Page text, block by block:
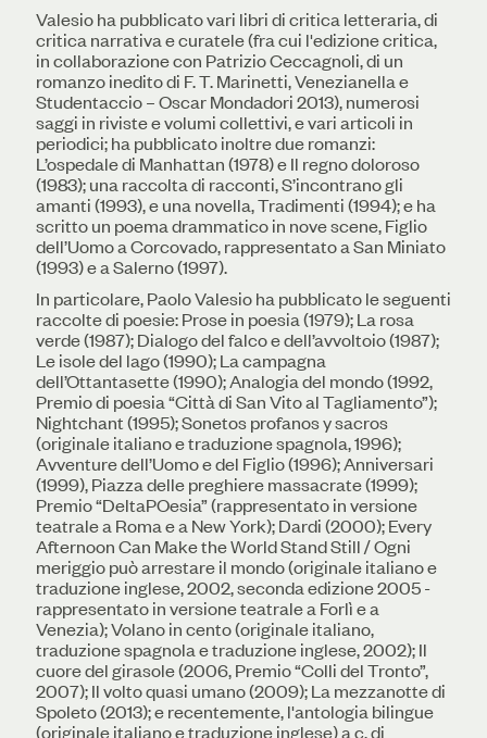
​Valesio ha pubblicato vari libri di critica letteraria, di
critica narrativa e curatele (fra cui l'edizione critica,
in collaborazione con Patrizio Ceccagnoli, di un
romanzo inedito di F. T. Marinetti, Venezianella e
Studentaccio – Oscar Mondadori 2013), numerosi
saggi in riviste e volumi collettivi, e vari articoli in
periodici; ha pubblicato inoltre due romanzi:
L’ospedale di Manhattan (1978) e Il regno doloroso
(1983); una raccolta di racconti, S’incontrano gli
amanti (1993), e una novella, Tradimenti (1994); e ha
scritto un poema drammatico in nove scene, Figlio
dell’Uomo a Corcovado, rappresentato a San Miniato
(1993) e a Salerno (1997).
In particolare, Paolo Valesio ha pubblicato le seguenti
raccolte di poesie: Prose in poesia (1979); La rosa
verde (1987); Dialogo del falco e dell’avvoltoio (1987);
Le isole del lago (1990); La campagna
dell’Ottantasette (1990); Analogia del mondo (1992,
Premio di poesia “Città di San Vito al Tagliamento”);
Nightchant (1995); Sonetos profanos y sacros
(originale italiano e traduzione spagnola, 1996);
Avventure dell’Uomo e del Figlio (1996); Anniversari
(1999), Piazza delle preghiere massacrate (1999);
Premio “DeltaPOesia” (rappresentato in versione
teatrale a Roma e a New York); Dardi (2000); Every
Afternoon Can Make the World Stand Still / Ogni
meriggio può arrestare il mondo (originale italiano e
traduzione inglese, 2002, seconda edizione 2005 -
rappresentato in versione teatrale a Forlì e a
Venezia); Volano in cento (originale italiano,
traduzione spagnola e traduzione inglese, 2002); Il
cuore del girasole (2006, Premio “Colli del Tronto”,
2007); Il volto quasi umano (2009); La mezzanotte di
Spoleto (2013); e recentemente, l'antologia bilingue
(originale italiano e traduzione inglese) a c. di